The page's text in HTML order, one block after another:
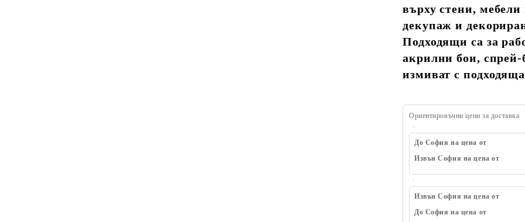
върху стени,
декупаж и
Подходящи са за
акрилни бои, спрей-
измиват с
Ориентировъчни цени за доставка
До София на цена от
Извън София на цена от
Извън София на цена от
До София на цена от